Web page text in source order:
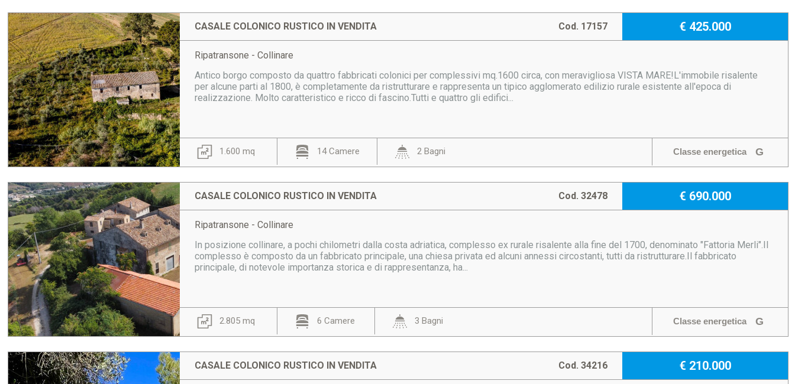
CASALE COLONICO RUSTICO IN VENDITA € 425.000
Cod. 17157
Ripatransone - Collinare
Antico borgo composto da quattro fabbricati colonici per complessivi mq.1600 circa, con meravigliosa VISTA MARE!L'immobile risalente
per alcune parti al 1800, è completamente da ristrutturare e rappresenta un tipico agglomerato edilizio rurale esistente all'epoca di
realizzazione. Molto caratteristico e ricco di fascino.Tutti e quattro gli edifici...
1.600 mq 14 Camere 2 Bagni Classe energetica G
CASALE COLONICO RUSTICO IN VENDITA € 690.000
Cod. 32478
Ripatransone - Collinare
In posizione collinare, a pochi chilometri dalla costa adriatica, complesso ex rurale risalente alla fine del 1700, denominato "Fattoria Merli".Il
complesso è composto da un fabbricato principale, una chiesa privata ed alcuni annessi circostanti, tutti da ristrutturare.Il fabbricato
principale, di notevole importanza storica e di rappresentanza, ha...
2.805 mq 6 Camere 3 Bagni Classe energetica G
CASALE COLONICO RUSTICO IN VENDITA € 210.000
Cod. 34216